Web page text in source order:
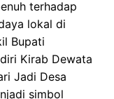
terhadap
lokal di
Bupati
Kirab Dewata
Jadi Desa
simbol